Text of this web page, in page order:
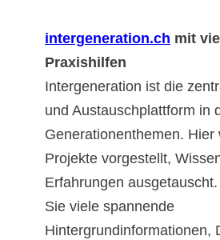
intergeneration.ch mit
Praxishilfen
Intergeneration ist die
und Austauschplattform in
Generationenthemen. Hier
Projekte vorgestellt,
Erfahrungen
Sie viele spannende
Hintergrundinformationen,